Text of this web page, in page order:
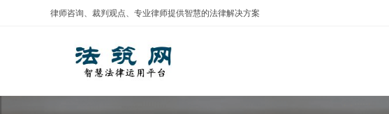
律师咨询、裁判观点、专业律师提供智慧的法律解决方案